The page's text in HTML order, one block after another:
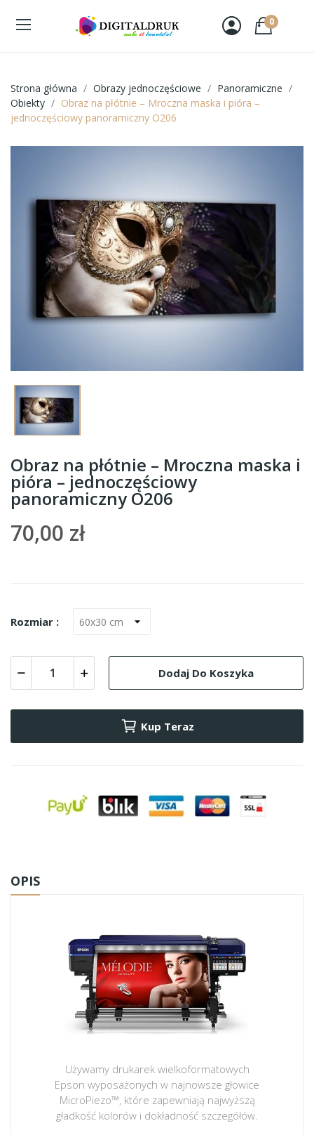
0
Strona główna Obrazy jednoczęściowe
Panoramiczne
Obiekty
Obraz na płótnie – Mroczna maska i pióra –
jednoczęściowy panoramiczny O206
Obraz na płótnie – Mroczna maska i
pióra – jednoczęściowy
panoramiczny O206
70,00 zł
Rozmiar :
Dodaj Do Koszyka
Kup Teraz
OPIS
Używamy drukarek wielkoformatowych
Epson wyposażonych w najnowsze głowice
MicroPiezo™, które zapewniają najwyższą
gładkość kolorów i dokładność szczegółów.